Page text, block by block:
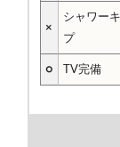
×
シャワー
プ
○ TV完備